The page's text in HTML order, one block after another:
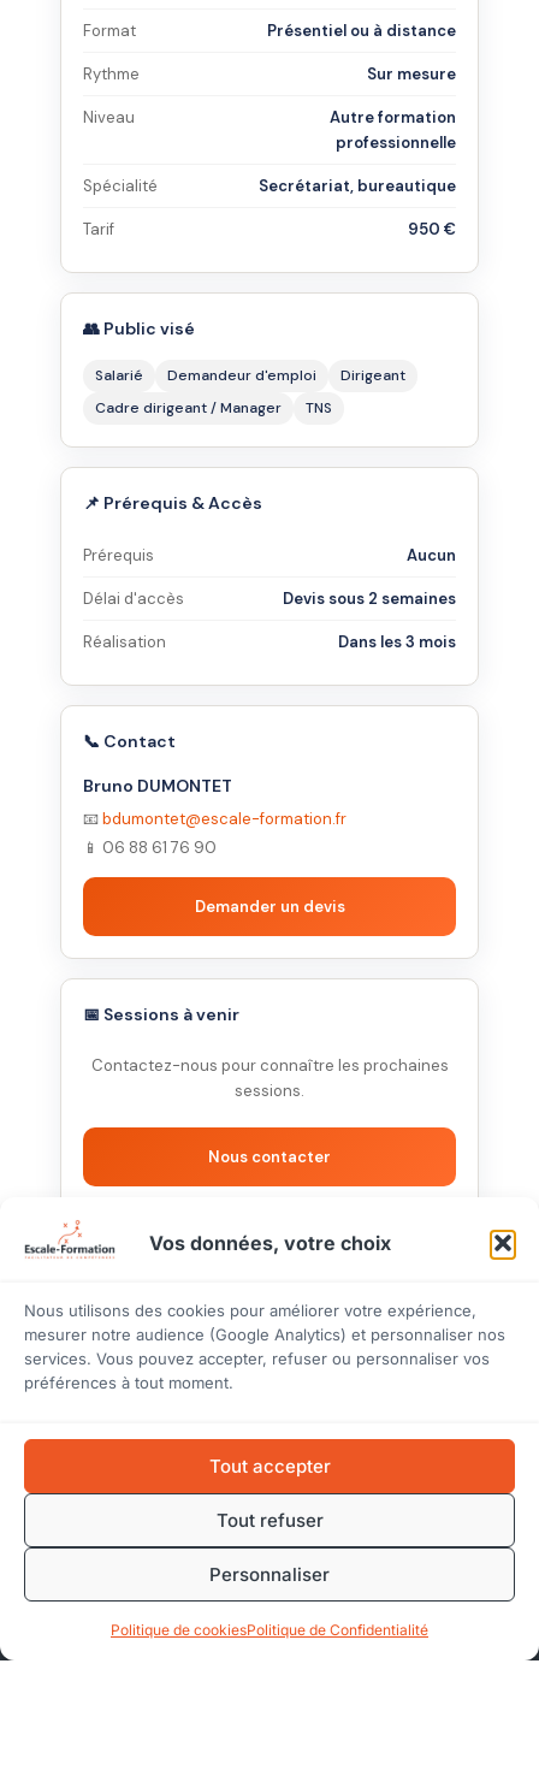
Vos données, votre choix
Nous utilisons des cookies pour améliorer votre expérience,
mesurer notre audience (Google Analytics) et personnaliser nos
services. Vous pouvez accepter, refuser ou personnaliser vos
préférences à tout moment.
Tout accepter
Tout refuser
Personnaliser
Politique de cookiesPolitique de Confidentialité
Format Présentiel ou à distance
Rythme Sur mesure
Niveau
Autre formation
professionnelle
Spécialité Secrétariat, bureautique
Tarif 950 €
👥 Public visé
Salarié Demandeur d'emploi
Dirigeant
Cadre dirigeant / Manager
TNS
📌 Prérequis & Accès
Prérequis Aucun
Délai d'accès Devis sous 2 semaines
Réalisation Dans les 3 mois
📞 Contact
Bruno DUMONTET
📧bdumontet@escale-formation.fr
📱 06 88 61 76 90
Demander un devis
📅 Sessions à venir
Contactez-nous pour connaître les prochaines
sessions.
Nous contacter
FORMATIONS
Voir tout
le
catalogue
Management
Marketing
ENTREPRISES
marche
Financement
OPCO
Demander
Certificat
Mentions légales
CGU / CGV